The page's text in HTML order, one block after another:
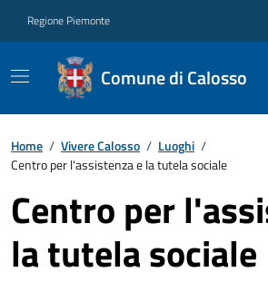
Regione Piemonte
Comune di Calosso
Home / Vivere Calosso / Luoghi /
Centro per l'assistenza e la tutela sociale
Centro per
la tutela sociale